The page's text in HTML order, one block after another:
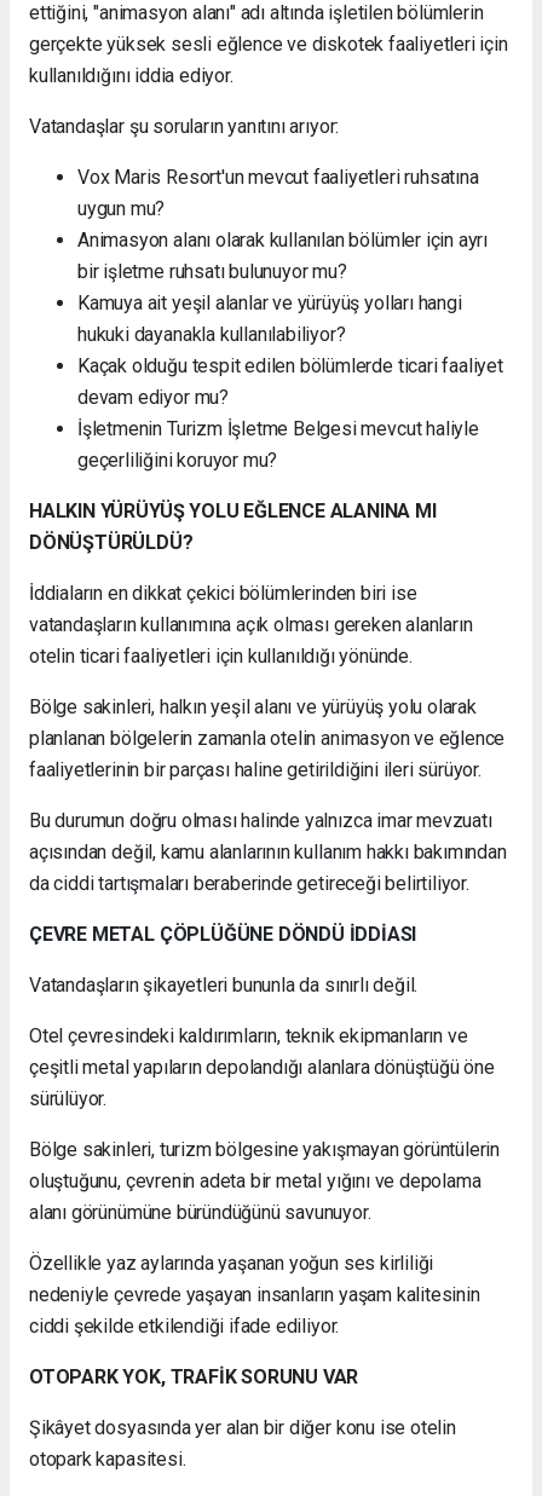
ettiğini, "animasyon alanı" adı altında işletilen bölümlerin
gerçekte yüksek sesli eğlence ve diskotek faaliyetleri için
kullanıldığını iddia ediyor.
Vatandaşlar şu soruların yanıtını arıyor:
Vox Maris Resort'un mevcut faaliyetleri ruhsatına
uygun mu?
Animasyon alanı olarak kullanılan bölümler için ayrı
bir işletme ruhsatı bulunuyor mu?
Kamuya ait yeşil alanlar ve yürüyüş yolları hangi
hukuki dayanakla kullanılabiliyor?
Kaçak olduğu tespit edilen bölümlerde ticari faaliyet
devam ediyor mu?
İşletmenin Turizm İşletme Belgesi mevcut haliyle
geçerliliğini koruyor mu?
HALKIN YÜRÜYÜŞ YOLU EĞLENCE ALANINA MI
DÖNÜŞTÜRÜLDÜ?
İddiaların en dikkat çekici bölümlerinden biri ise
vatandaşların kullanımına açık olması gereken alanların
otelin ticari faaliyetleri için kullanıldığı yönünde.
Bölge sakinleri, halkın yeşil alanı ve yürüyüş yolu olarak
planlanan bölgelerin zamanla otelin animasyon ve eğlence
faaliyetlerinin bir parçası haline getirildiğini ileri sürüyor.
Bu durumun doğru olması halinde yalnızca imar mevzuatı
açısından değil, kamu alanlarının kullanım hakkı bakımından
da ciddi tartışmaları beraberinde getireceği belirtiliyor.
ÇEVRE METAL ÇÖPLÜĞÜNE DÖNDÜ İDDİASI
Vatandaşların şikayetleri bununla da sınırlı değil.
Otel çevresindeki kaldırımların, teknik ekipmanların ve
çeşitli metal yapıların depolandığı alanlara dönüştüğü öne
sürülüyor.
Bölge sakinleri, turizm bölgesine yakışmayan görüntülerin
oluştuğunu, çevrenin adeta bir metal yığını ve depolama
alanı görünümüne büründüğünü savunuyor.
Özellikle yaz aylarında yaşanan yoğun ses kirliliği
nedeniyle çevrede yaşayan insanların yaşam kalitesinin
ciddi şekilde etkilendiği ifade ediliyor.
OTOPARK YOK, TRAFİK SORUNU VAR
Şikâyet dosyasında yer alan bir diğer konu ise otelin
otopark kapasitesi.